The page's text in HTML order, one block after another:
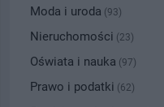
Moda i uroda (93)
Nieruchomości (23)
Oświata i nauka (97)
Prawo i podatki (62)